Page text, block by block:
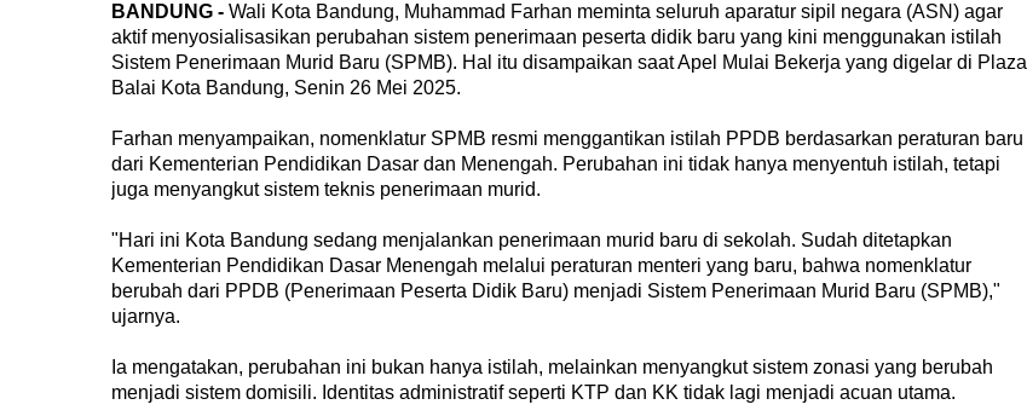
BANDUNG - Wali Kota Bandung, Muhammad Farhan meminta seluruh aparatur sipil negara (ASN) agar
aktif menyosialisasikan perubahan sistem penerimaan peserta didik baru yang kini menggunakan istilah
Sistem Penerimaan Murid Baru (SPMB). Hal itu disampaikan saat Apel Mulai Bekerja yang digelar di Plaza
Balai Kota Bandung, Senin 26 Mei 2025.
Farhan menyampaikan, nomenklatur SPMB resmi menggantikan istilah PPDB berdasarkan peraturan baru
dari Kementerian Pendidikan Dasar dan Menengah. Perubahan ini tidak hanya menyentuh istilah, tetapi
juga menyangkut sistem teknis penerimaan murid.
"Hari ini Kota Bandung sedang menjalankan penerimaan murid baru di sekolah. Sudah ditetapkan
Kementerian Pendidikan Dasar Menengah melalui peraturan menteri yang baru, bahwa nomenklatur
berubah dari PPDB (Penerimaan Peserta Didik Baru) menjadi Sistem Penerimaan Murid Baru (SPMB),"
ujarnya.
Ia mengatakan, perubahan ini bukan hanya istilah, melainkan menyangkut sistem zonasi yang berubah
menjadi sistem domisili. Identitas administratif seperti KTP dan KK tidak lagi menjadi acuan utama.